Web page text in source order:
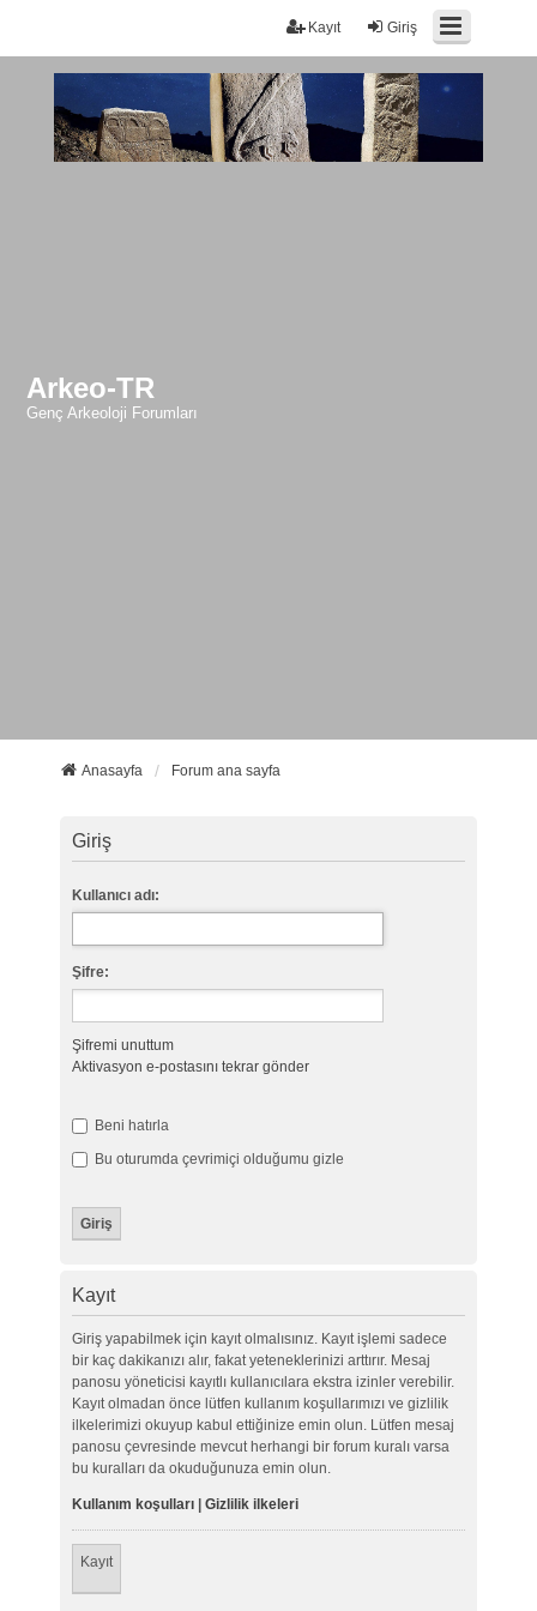
Giriş
Kayıt
Arkeo-TR
Genç Arkeoloji Forumları
Anasayfa Forum ana sayfa
Giriş
Kullanıcı adı:
Şifre:
Şifremi unuttum
Aktivasyon e-postasını tekrar gönder
Beni hatırla
Bu oturumda çevrimiçi olduğumu gizle
Kayıt
Giriş yapabilmek için kayıt olmalısınız. Kayıt işlemi sadece
bir kaç dakikanızı alır, fakat yeteneklerinizi arttırır. Mesaj
panosu yöneticisi kayıtlı kullanıcılara ekstra izinler verebilir.
Kayıt olmadan önce lütfen kullanım koşullarımızı ve gizlilik
ilkelerimizi okuyup kabul ettiğinize emin olun. Lütfen mesaj
panosu çevresinde mevcut herhangi bir forum kuralı varsa
bu kuralları da okuduğunuza emin olun.
Kullanım koşulları| Gizlilik ilkeleri
Kayıt